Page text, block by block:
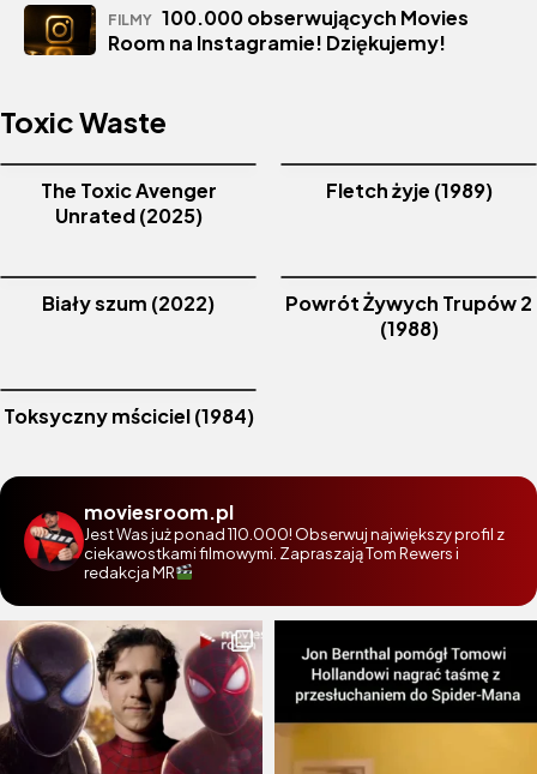
FILMY 100.000 obserwujących Movies
Room na Instagramie! Dziękujemy!
Toxic Waste
The Toxic Avenger
Unrated (2025)
Fletch żyje (1989)
Biały szum (2022)
Powrót Żywych Trupów 2
(1988)
Toksyczny mściciel (1984)
moviesroom.pl
Jest Was już ponad 110.000! Obserwuj największy profil z
ciekawostkami filmowymi. Zapraszają Tom Rewers i
redakcja MR